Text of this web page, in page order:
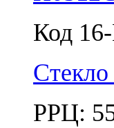
Код
РРЦ: